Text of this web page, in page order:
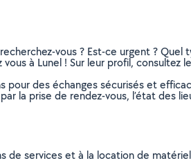
vous ? Est-ce urgent ?
à Lunel ! Sur leur profil,
pour des échanges sécurisés et
la prise de rendez-vous, l’état des
de services et à la location de